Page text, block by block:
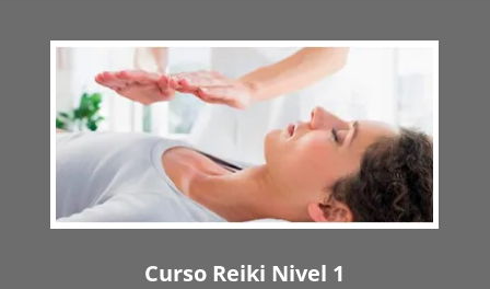
Curso Reiki Nivel 1